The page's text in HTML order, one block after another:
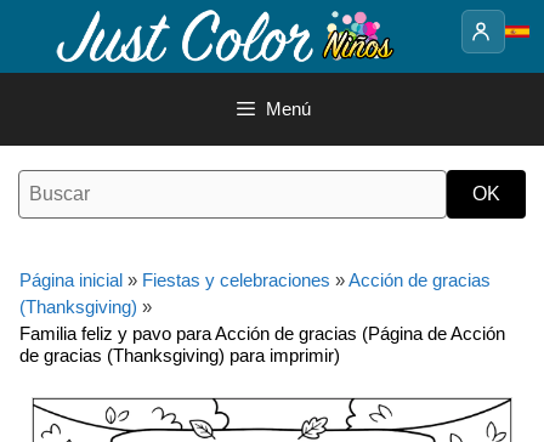
contenido
Menú
Página inicial » Fiestas y celebraciones »Acción de gracias
(Thanksgiving) »
Familia feliz y pavo para Acción de gracias (Página de Acción
de gracias (Thanksgiving) para imprimir)